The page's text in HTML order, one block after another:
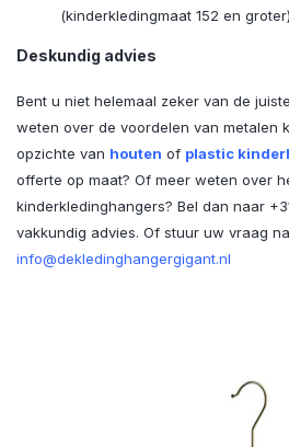
(kinderkledingmaat 152 en groter)
Deskundig advies
Bent u niet helemaal zeker van de
weten over de voordelen van metalen
opzichte van houten of plastic
offerte op maat? Of meer weten over
kinderkledinghangers? Bel dan naar
vakkundig advies. Of stuur uw vraag
info@dekledinghangergigant.nl